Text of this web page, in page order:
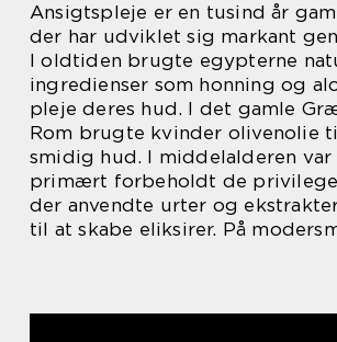
Ansigtspleje er en tusind år
der har udviklet sig markant
I oldtiden brugte egypterne
ingredienser som honning og
pleje deres hud. I det gamle
Rom brugte kvinder olivenolie
smidig hud. I middelalderen var
primært forbeholdt de
der anvendte urter og
til at skabe eliksirer. På